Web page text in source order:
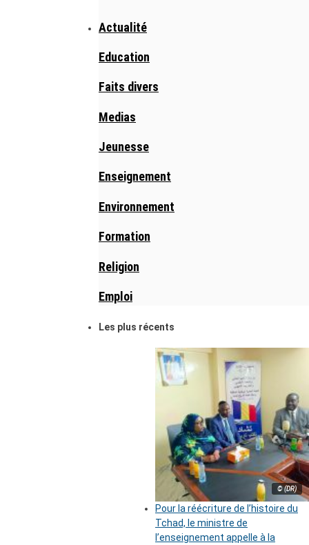
Actualité
Education
Faits divers
Medias
Jeunesse
Enseignement
Environnement
Formation
Religion
Emploi
Les plus récents
© (DR)
Pour la réécriture de l’histoire du
Tchad, le ministre de
l’enseignement appelle à la